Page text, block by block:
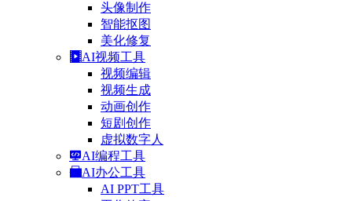
头像制作
智能抠图
美化修复
AI视频工具
视频编辑
视频生成
动画创作
短剧创作
虚拟数字人
AI编程工具
AI办公工具
AI PPT工具